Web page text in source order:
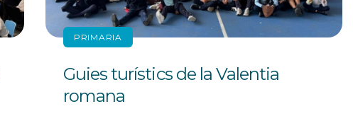
PRIMARIA
Guies turístics de la Valentia
romana